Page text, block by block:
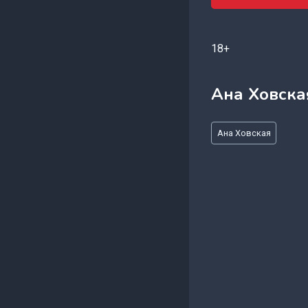
18+
Ана
Метки
записи:
Ана Ховская